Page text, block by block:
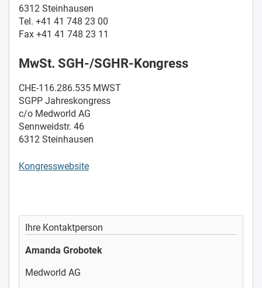
6312 Steinhausen
Tel. +41 41 748 23 00
Fax +41 41 748 23 11
MwSt. SGH-/SGHR-Kongress
CHE-116.286.535 MWST
SGPP Jahreskongress
c/o Medworld AG
Sennweidstr. 46
6312 Steinhausen
Kongresswebsite
Ihre Kontaktperson
Amanda Grobotek
Medworld AG